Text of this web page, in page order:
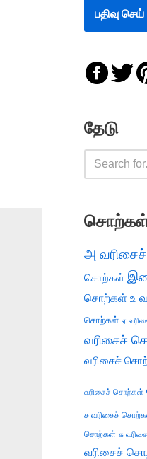
தேடு
அ
சொற்கள்
சொற்கள் உ
சொற்கள் ஏ
வரிசைச்
வரிசைச்
வரிசைச் சொற்கள்
ச வரிசைச்
சொற்கள் சு
வரிசைச்